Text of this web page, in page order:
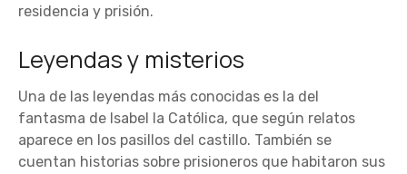
residencia y prisión.
Leyendas y misterios
Una de las leyendas más conocidas es la del
fantasma de Isabel la Católica, que según relatos
aparece en los pasillos del castillo. También se
cuentan historias sobre prisioneros que habitaron sus